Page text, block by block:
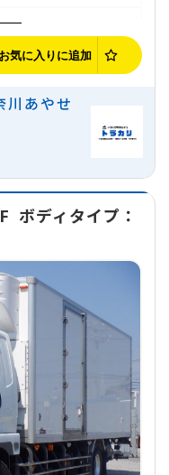
ン
お気に入りに追加
3-1-27
川あやせ
ボディタイプ：